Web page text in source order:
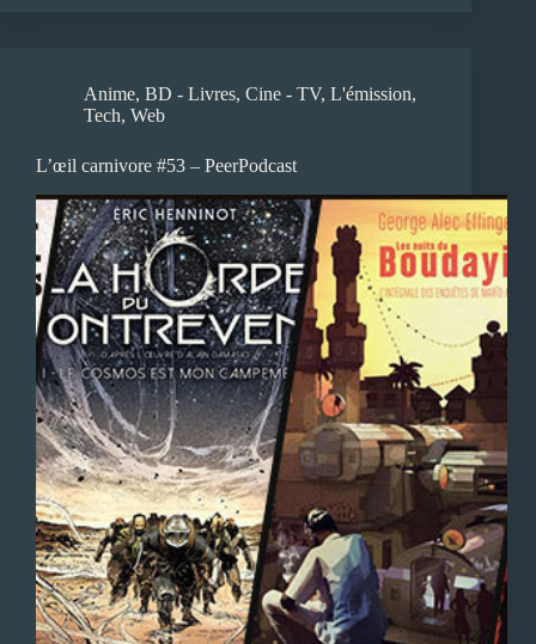
Anime, BD - Livres, Cine - TV, L'émission,
Tech, Web
L’œil carnivore #53 – PeerPodcast